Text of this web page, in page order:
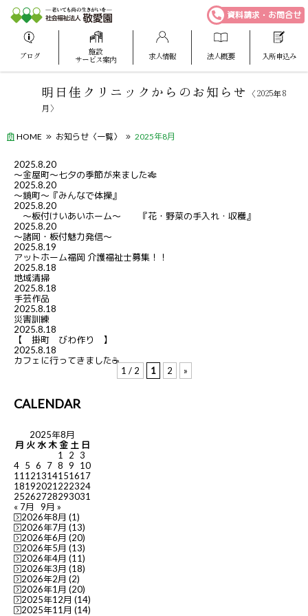
ブログ
施設
サービス案内
求人情報 法人概要 入所申込み
資料請求・お問合せ
明日佳クリニックからのお知らせ
〈2025年8
月〉
HOME お知らせ〈一覧〉 2025年8月
2025.8.20
～金屋町～七夕の季節が来ました🎋
2025.8.20
～鏡町～『みんなで体操』
2025.8.20
～板付けいあいホーム～ 『花・野菜の手入れ・収穫』
2025.8.20
～諸岡・板付魅力発信～
2025.8.19
アットホーム福岡 介護福祉士募集！！
2025.8.18
地域清掃
2025.8.18
手芸作品
2025.8.18
災害訓練
2025.8.18
【 掛町 びわ作り 】
2025.8.18
カフェに行ってきました☕
1 / 2
1 2 »
CALENDAR
2025年8月
月 火 水 木 金 土 日
1
2 3
4 5 6 7 8 9
10
11 121314151617
18192021 222324
25262728293031
« 7月
9月 »
2026年8月 (1)
2026年7月 (13)
2026年6月 (20)
2026年5月 (13)
2026年4月 (11)
2026年3月 (18)
2026年2月 (2)
2026年1月 (20)
2025年12月 (14)
2025年11月 (14)